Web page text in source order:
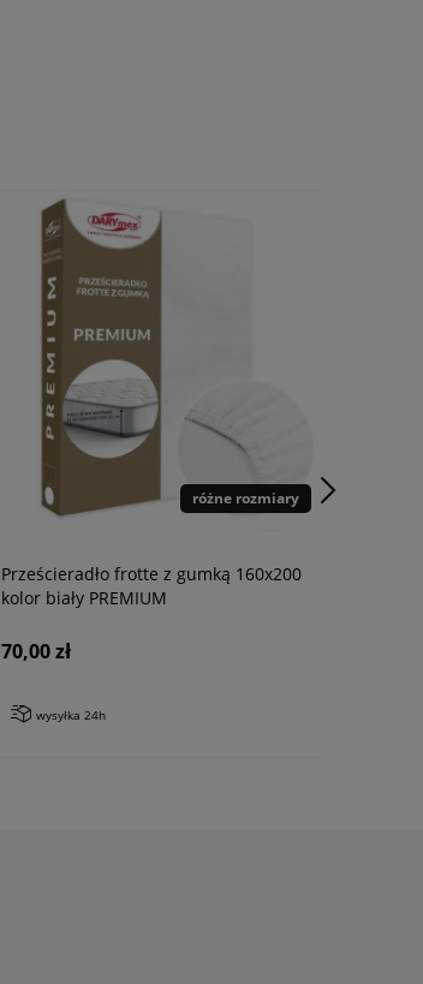
różne rozmiary
Prześcieradło frotte z gumką 160x200
kolor biały PREMIUM
70,00 zł
wysyłka 24h